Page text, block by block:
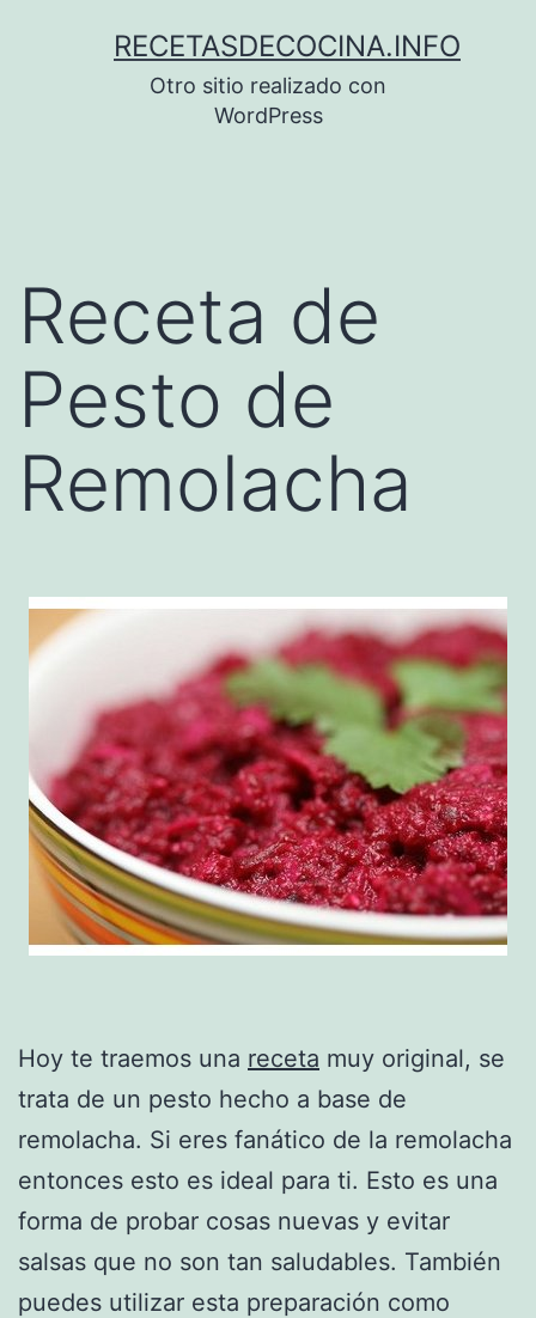
RECETASDECOCINA.INFO
Otro sitio realizado con
WordPress
Receta de
Pesto de
Remolacha
Hoy te traemos una receta muy original, se
trata de un pesto hecho a base de
remolacha. Si eres fanático de la remolacha
entonces esto es ideal para ti. Esto es una
forma de probar cosas nuevas y evitar
salsas que no son tan saludables. También
puedes utilizar esta preparación como